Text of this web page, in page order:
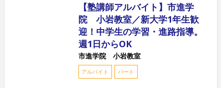
【塾講師アルバイト】市進学
院 小岩教室／新大学1年生歓
迎！中学生の学習・進路指導。
週1日からOK
市進学院 小岩教室
アルバイト パート